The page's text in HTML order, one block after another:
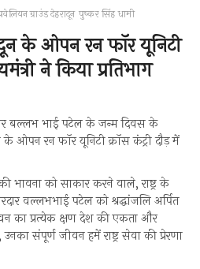
ग्राउंड देहरादून पुष्कर सिंह धामी
के ओपन रन फॉर यूनिटी
ने किया प्रतिभाग
बल्लभ भाई पटेल के जन्म दिवस के
के ओपन रन फॉर यूनिटी क्रॉस कंट्री दौड़ में
भावना को साकार करने वाले, राष्ट्र के
वल्लभभाई पटेल को श्रद्धांजलि अर्पित
का प्रत्येक क्षण देश की एकता और
संपूर्ण जीवन हमें राष्ट्र सेवा की प्रेरणा